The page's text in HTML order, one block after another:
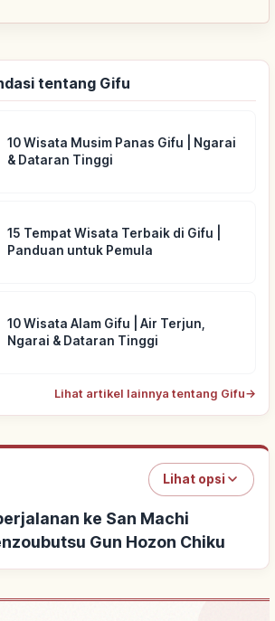
tentang Gifu
10 Wisata Musim Panas Gifu | Ngarai
& Dataran Tinggi
15 Tempat Wisata Terbaik di Gifu |
Panduan untuk Pemula
10 Wisata Alam Gifu | Air Terjun,
Ngarai & Dataran Tinggi
Lihat artikel lainnya tentang Gifu→
Lihat opsi
ke San Machi
Gun Hozon Chiku